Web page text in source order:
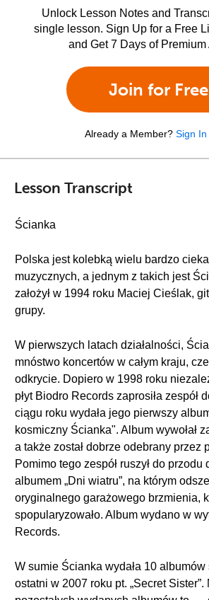
Unlock Lesson Notes and
single lesson. Sign Up for a Free
and Get 7 Days of Premium
Join for Free
Already a Member? Sign
Lesson Transcript
Ścianka
Polska jest kolebką wielu bardzo
muzycznych, a jednym z takich jest
założył w 1994 roku Maciej Cieślak,
grupy.
W pierwszych latach działalności,
mnóstwo koncertów w całym kraju,
odkrycie. Dopiero w 1998 roku
płyt Biodro Records zaprosiła zespół
ciągu roku wydała jego pierwszy
kosmiczny Ścianka". Album wywołał
a także został dobrze odebrany przez
Pomimo tego zespół ruszył do
albumem „Dni wiatru”, na którym
oryginalnego garażowego brzmienia,
spopularyzowało. Album wydano w
Records.
W sumie Ścianka wydała 10 albumów
ostatni w 2007 roku pt. „Secret Sister”.